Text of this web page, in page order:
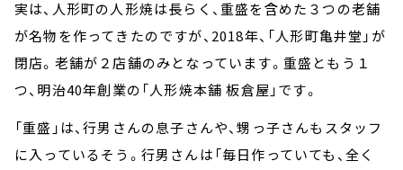
実は、人形町の人形焼は長らく、重盛を含めた３つの老舗
が名物を作ってきたのですが、2018年、「人形町亀井堂」が
閉店。老舗が２店舗のみとなっています。重盛ともう１
つ、明治40年創業の「人形焼本舗 板倉屋」です。
「重盛」は、行男さんの息子さんや、甥っ子さんもスタッフ
に入っているそう。行男さんは「毎日作っていても、全く